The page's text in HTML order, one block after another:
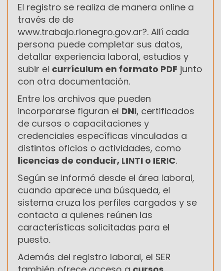
El registro se realiza de manera online a
través de de
www.trabajo.rionegro.gov.ar?. Allí cada
persona puede completar sus datos,
detallar experiencia laboral, estudios y
subir el currículum en formato PDF junto
con otra documentación.
Entre los archivos que pueden
incorporarse figuran el DNI, certificados
de cursos o capacitaciones y
credenciales específicas vinculadas a
distintos oficios o actividades, como
licencias de conducir, LINTI o IERIC.
Según se informó desde el área laboral,
cuando aparece una búsqueda, el
sistema cruza los perfiles cargados y se
contacta a quienes reúnen las
características solicitadas para el
puesto.
Además del registro laboral, el SER